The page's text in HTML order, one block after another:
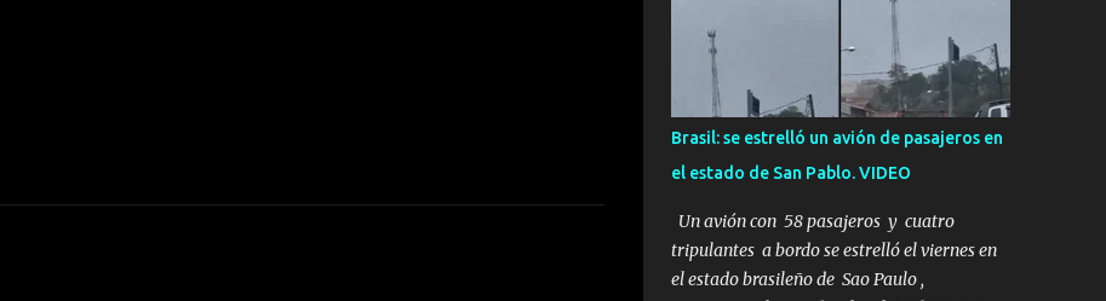
huesos de las piernas rotos. Esta no es una
historia de monstruos de película. Esta es la
historia real de Sarah y Andrew. Es la
historia de cómo un viaje de tres días al
desierto se convirtió en un misterio de ocho
años, cuya respuesta resultó ser más
aterradora de lo que nadie podría haber
imaginado. Esta historia comenzó en 2011.
Sarah y Andrew eran una pareja normal de
Colorado. Ella tenía 26 años. Él, 28. No eran
Brasil: se estrelló un avión de pasajeros en
el estado de San Pablo. VIDEO
Un avión con 58 pasajeros y cuatro
tripulantes a bordo se estrelló el viernes en
el estado brasileño de Sao Paulo ,